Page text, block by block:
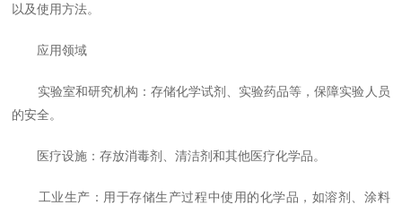
以及使用方法。
应用领域
实验室和研究机构：存储化学试剂、实验药品等，保障实验人员
的安全。
医疗设施：存放消毒剂、清洁剂和其他医疗化学品。
工业生产：用于存储生产过程中使用的化学品，如溶剂、涂料